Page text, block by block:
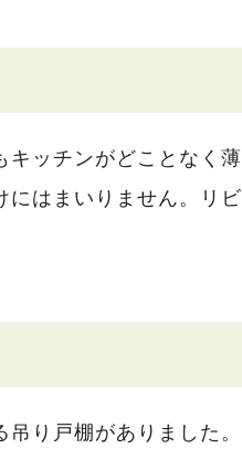
キッチンがどことなく薄
にはまいりません。リビ
り戸棚がありました。